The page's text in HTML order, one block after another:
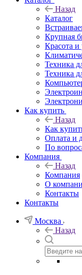
Назад
Каталог
Крупная
Красота и
Техника
Техника
Как купить
Назад
Как
Оплата и
По
Компания
Назад
Компания
О
Контакты
Контакты
Москва
Назад